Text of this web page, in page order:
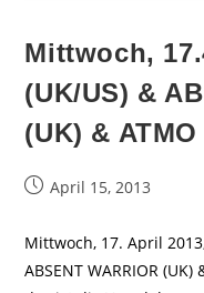
Mittwoch,
(UK/US) &
(UK) &
BeitragApril 15, 2013
Mittwoch, 17. April
ABSENT WARRIOR (UK)